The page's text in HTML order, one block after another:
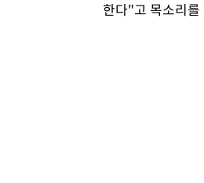
한다"고 목소리를